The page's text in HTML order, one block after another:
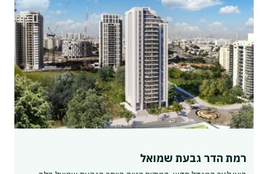
רמת הדר גבעת שמואל